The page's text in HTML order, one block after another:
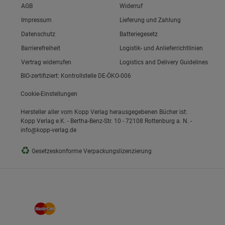
Link zum/zur
AGB
Link zum/zur
Impressum
Link zum/zur
Datenschutz
Link zum/zur
Barrierefreiheit
Vertrag widerrufen
Widerruf
Lieferung und Zahlung
Batteriegesetz
Logistik- und Anlieferrichtlinien
Logistics and Delivery Guidelines
BIO-zertifiziert: Kontrollstelle DE-ÖKO-006
Cookie-Einstellungen
Hersteller aller vom Kopp Verlag herausgegebenen Bücher ist:
Kopp Verlag e.K. - Bertha-Benz-Str. 10 - 72108 Rottenburg a. N. -
info@kopp-verlag.de
♻ Gesetzeskonforme Verpackungslizenzierung
Gruppe